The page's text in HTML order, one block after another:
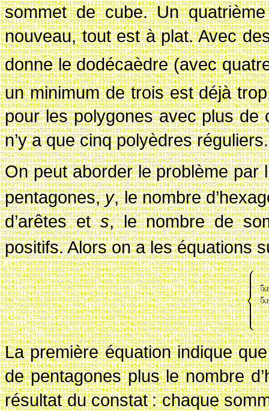
sommet de cube. Un
nouveau, tout est à plat. Avec
donne le dodécaèdre (avec
un minimum de trois est déjà
pour les polygones avec plus de
n’y a que cinq polyèdres réguliers.
On peut aborder le problème par
pentagones,y, le nombre
d’arêtes ets, le nombre de
positifs. Alors on a les équations
La première équation indique
de pentagones plus le nombre
résultat du constat : chaque